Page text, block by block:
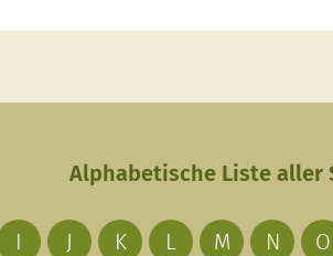
Alphabetische Liste aller
I J K L M N O